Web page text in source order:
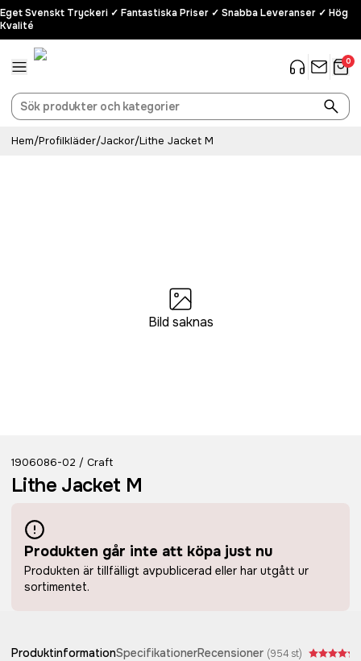
Eget Svenskt Tryckeri ✓ Fantastiska Priser ✓ Snabba Leveranser ✓ Hög
Kvalité
0
Hem/Profilkläder/Jackor/Lithe Jacket M
Bild saknas
1906086-02 / Craft
Lithe Jacket M
Produkten går inte att köpa just nu
Produkten är tillfälligt avpublicerad eller har utgått ur
sortimentet.
ProduktinformationSpecifikationerRecensioner (954 st)